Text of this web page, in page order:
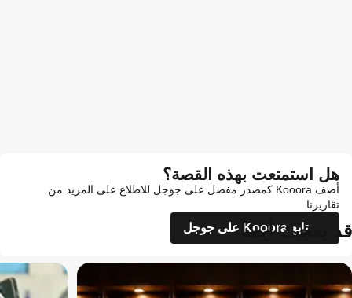
هل استمتعت بهذه القصة؟
أضف Kooora كمصدر مفضل على جوجل للاطلاع على المزيد من
تقاريرنا
تابع Kooora على جوجل
قد يعجبك أيضاً